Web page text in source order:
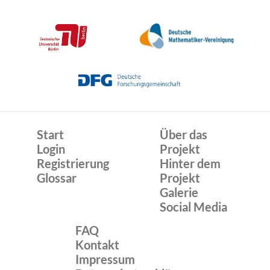
Start
Login
Registrierung
Glossar
Über das
Projekt
Hinter dem
Projekt
Galerie
Social Media
FAQ
Kontakt
Impressum